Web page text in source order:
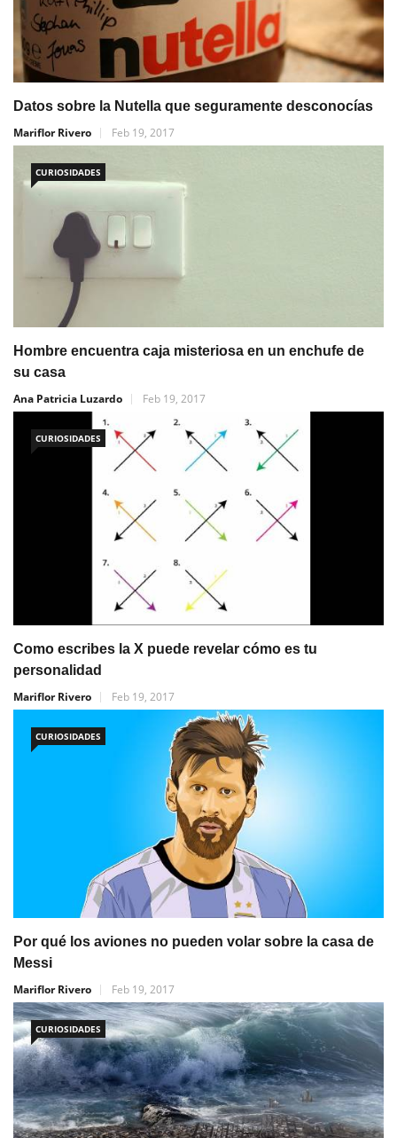
Datos sobre la Nutella que seguramente desconocías
Mariflor Rivero
Feb 19, 2017
CURIOSIDADES
Hombre encuentra caja misteriosa en un enchufe de
su casa
Ana Patricia Luzardo
Feb 19, 2017
CURIOSIDADES
Como escribes la X puede revelar cómo es tu
personalidad
Mariflor Rivero
Feb 19, 2017
CURIOSIDADES
Por qué los aviones no pueden volar sobre la casa de
Messi
Mariflor Rivero
Feb 19, 2017
CURIOSIDADES